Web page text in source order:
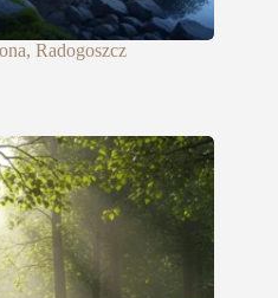
Radogoszcz